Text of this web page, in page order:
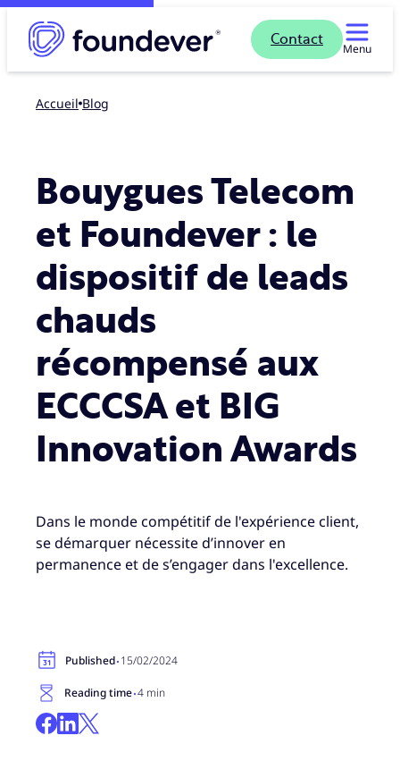
Contact
Menu
Accueil blog
Bouygues Telecom
et Foundever : le
dispositif de leads
chauds
récompensé aux
ECCCSA et BIG
Innovation Awards
Dans le monde compétitif de l'expérience client,
se démarquer nécessite d’innover en
permanence et de s’engager dans l'excellence.
Published·15/02/2024
Reading time·4 min